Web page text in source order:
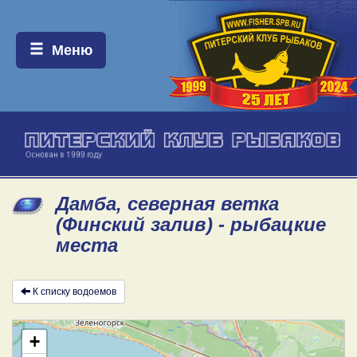
Меню:
Меню
Дамба, северная ветка
(Финский залив) - рыбацкие
места
К списку водоемов
+